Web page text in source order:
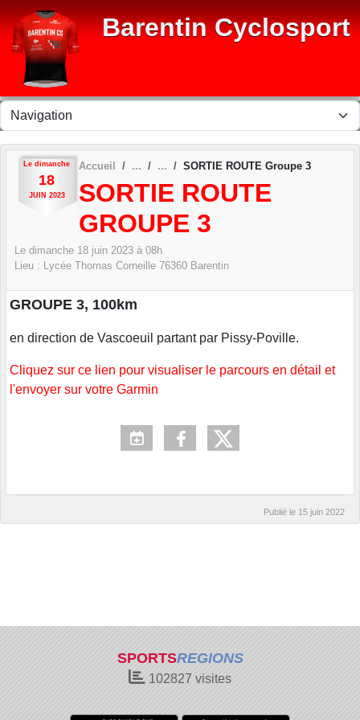
Barentin Cyclosport
Le dimanche
18
JUIN 2023
Accueil SORTIE ROUTE Groupe 3
SORTIE ROUTE
GROUPE 3
Le dimanche 18 juin 2023 à 08h
Lieu : Lycée Thomas Corneille 76360 Barentin
GROUPE 3, 100km
en direction de Vascoeuil partant par Pissy-Poville.
Cliquez sur ce lien pour visualiser le parcours en détail et
l'envoyer sur votre Garmin
Publié le 15 juin 2022
SPORTSREGIONS
102827 visites
Panneau de gestion des cookies